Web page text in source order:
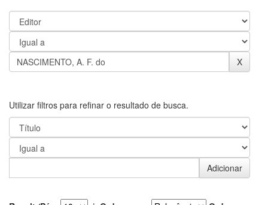
Utilizar filtros para refinar o resultado de busca.